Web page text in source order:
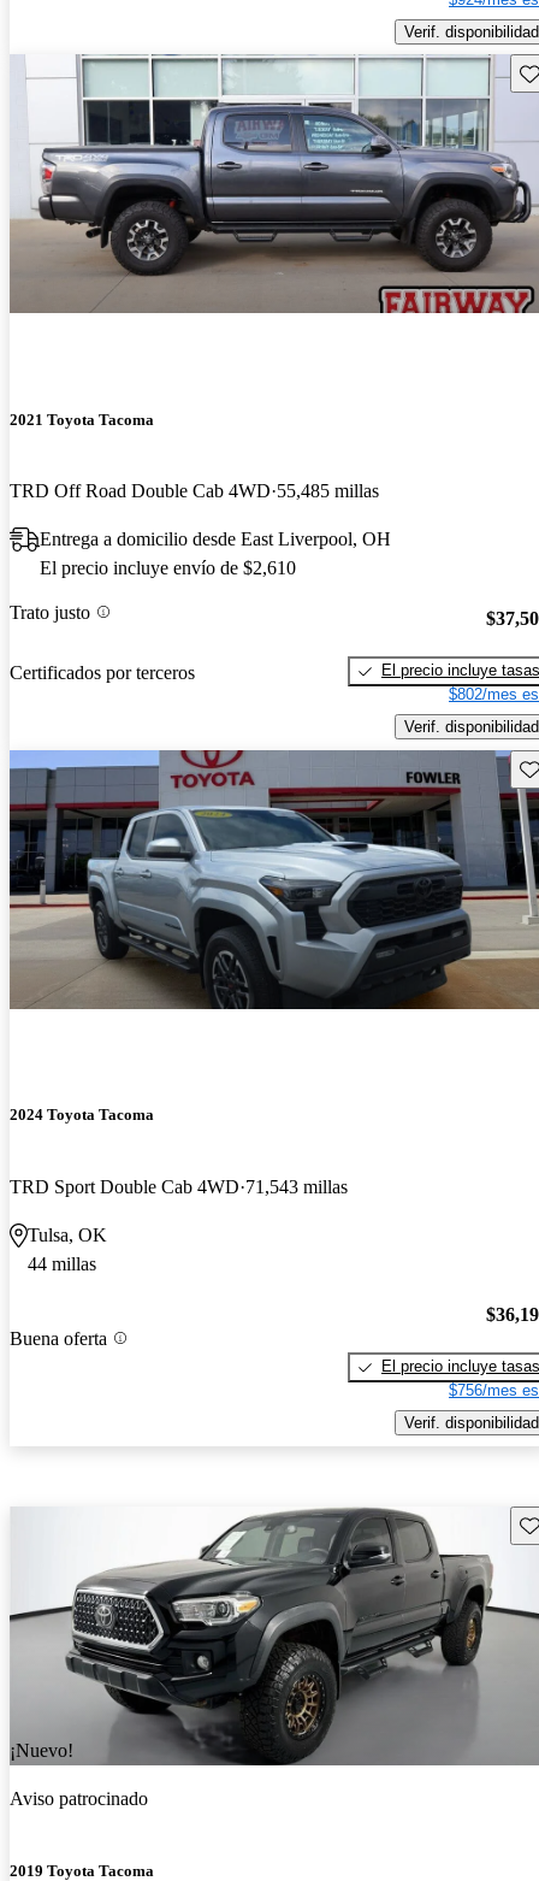
Verif. disponibilidad
2021 Toyota Tacoma
TRD Off Road Double Cab 4WD 55,485 millas
Entrega a domicilio desde East Liverpool, OH
El precio incluye envío de $2,610
Trato justo
Certificados por terceros
El precio incluye tasas
$802/mes
Verif. disponibilidad
2024 Toyota Tacoma
TRD Sport Double Cab 4WD 71,543 millas
Tulsa, OK
44 millas
Buena oferta
El precio incluye tasas
$756/mes
Verif. disponibilidad
¡Nuevo!
Aviso patrocinado
2019 Toyota Tacoma